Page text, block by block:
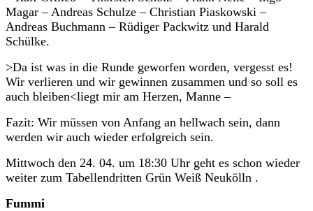
Magar – Andreas Schulze – Christian Piaskowski –
Andreas Buchmann – Rüdiger Packwitz und Harald
Schülke.
>Da ist was in die Runde geworfen worden, vergesst es!
Wir verlieren und wir gewinnen zusammen und so soll es
auch bleiben<liegt mir am Herzen, Manne –
Fazit: Wir müssen von Anfang an hellwach sein, dann
werden wir auch wieder erfolgreich sein.
Mittwoch den 24. 04. um 18:30 Uhr geht es schon wieder
weiter zum Tabellendritten Grün Weiß Neukölln .
Fummi